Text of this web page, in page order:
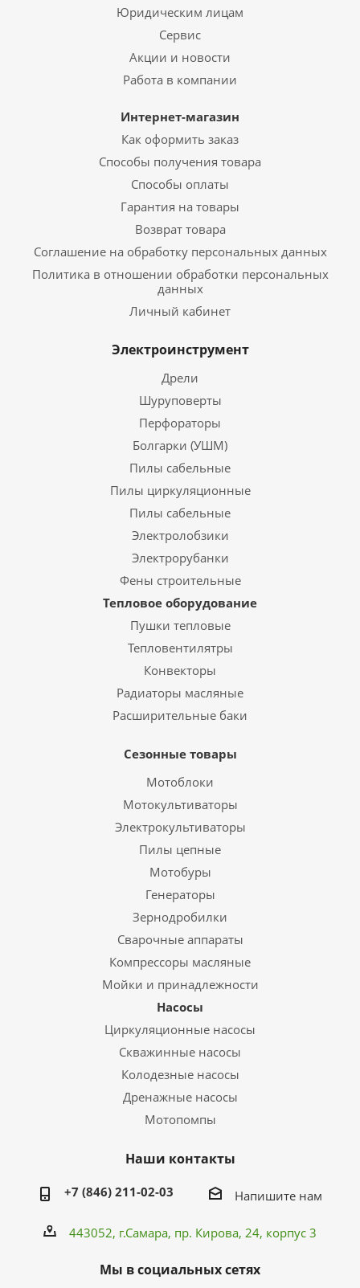
Юридическим лицам
Сервис
Акции и новости
Работа в компании
Интернет-магазин
Как оформить заказ
Способы получения товара
Способы оплаты
Гарантия на товары
Возврат товара
Соглашение на обработку персональных данных
Политика в отношении обработки персональных
данных
Личный кабинет
Электроинструмент
Дрели
Шуруповерты
Перфораторы
Болгарки (УШМ)
Пилы сабельные
Пилы циркуляционные
Пилы сабельные
Электролобзики
Электрорубанки
Фены строительные
Тепловое оборудование
Пушки тепловые
Тепловентилятры
Конвекторы
Радиаторы масляные
Расширительные баки
Сезонные товары
Мотоблоки
Мотокультиваторы
Электрокультиваторы
Пилы цепные
Мотобуры
Генераторы
Зернодробилки
Сварочные аппараты
Компрессоры масляные
Мойки и принадлежности
Насосы
Циркуляционные насосы
Скважинные насосы
Колодезные насосы
Дренажные насосы
Мотопомпы
Наши контакты
+7 (846) 211-02-03 Напишите нам
443052, г.Самара, пр. Кирова, 24, корпус 3
Мы в социальных сетях